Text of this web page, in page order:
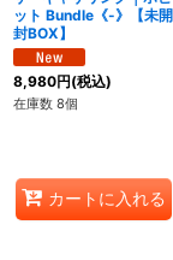
ット Bundle《-》【未開
封BOX】
8,980円(税込)
在庫数 8個
カートに入れる